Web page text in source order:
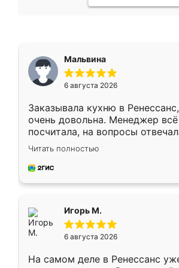
Мальвина
6 августа 2026
Заказывала кухню в
очень довольна. Менеджер
посчитала, на вопросы
Замерщик приехал в субботу,
делу со всей
за день, ребята работали
Читать полностью
Игорь М.
6 августа 2026
На самом деле в Ренессанс